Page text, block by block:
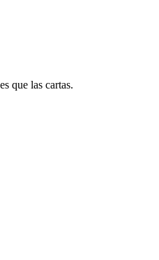
que las cartas.